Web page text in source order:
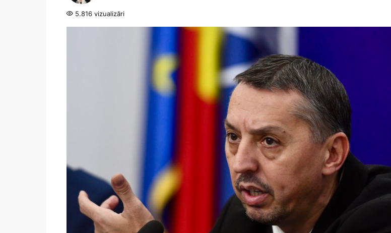
5.816 vizualizări